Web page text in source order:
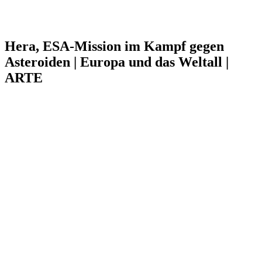
Hera, ESA-Mission im Kampf gegen
Asteroiden | Europa und das Weltall |
ARTE